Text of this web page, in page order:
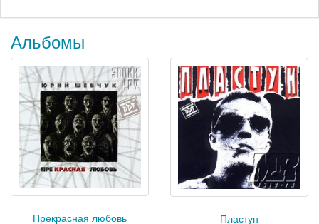
Альбомы
Прекрасная любовь Пластун